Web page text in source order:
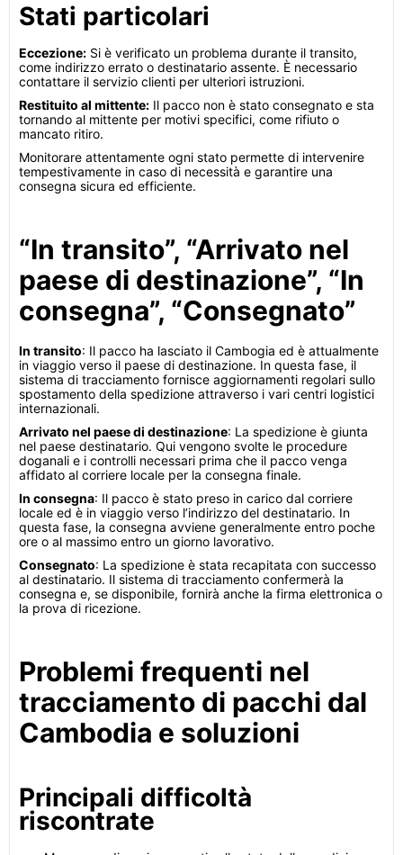
Stati particolari
Eccezione: Si è verificato un problema durante il transito,
come indirizzo errato o destinatario assente. È necessario
contattare il servizio clienti per ulteriori istruzioni.
Restituito al mittente: Il pacco non è stato consegnato e sta
tornando al mittente per motivi specifici, come rifiuto o
mancato ritiro.
Monitorare attentamente ogni stato permette di intervenire
tempestivamente in caso di necessità e garantire una
consegna sicura ed efficiente.
“In transito”, “Arrivato nel
paese di destinazione”, “In
consegna”, “Consegnato”
In transito: Il pacco ha lasciato il Cambogia ed è attualmente
in viaggio verso il paese di destinazione. In questa fase, il
sistema di tracciamento fornisce aggiornamenti regolari sullo
spostamento della spedizione attraverso i vari centri logistici
internazionali.
Arrivato nel paese di destinazione: La spedizione è giunta
nel paese destinatario. Qui vengono svolte le procedure
doganali e i controlli necessari prima che il pacco venga
affidato al corriere locale per la consegna finale.
In consegna: Il pacco è stato preso in carico dal corriere
locale ed è in viaggio verso l’indirizzo del destinatario. In
questa fase, la consegna avviene generalmente entro poche
ore o al massimo entro un giorno lavorativo.
Consegnato: La spedizione è stata recapitata con successo
al destinatario. Il sistema di tracciamento confermerà la
consegna e, se disponibile, fornirà anche la firma elettronica o
la prova di ricezione.
Problemi frequenti nel
tracciamento di pacchi dal
Cambodia e soluzioni
Principali difficoltà
riscontrate